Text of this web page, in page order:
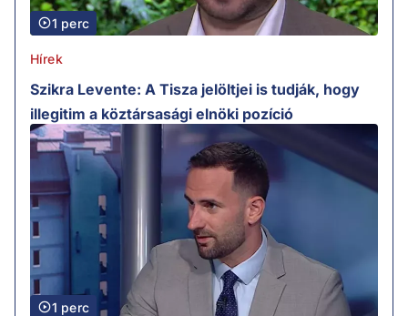
1 perc
Hírek
Szikra Levente: A Tisza jelöltjei is tudják, hogy
illegitim a köztársasági elnöki pozíció
1 perc